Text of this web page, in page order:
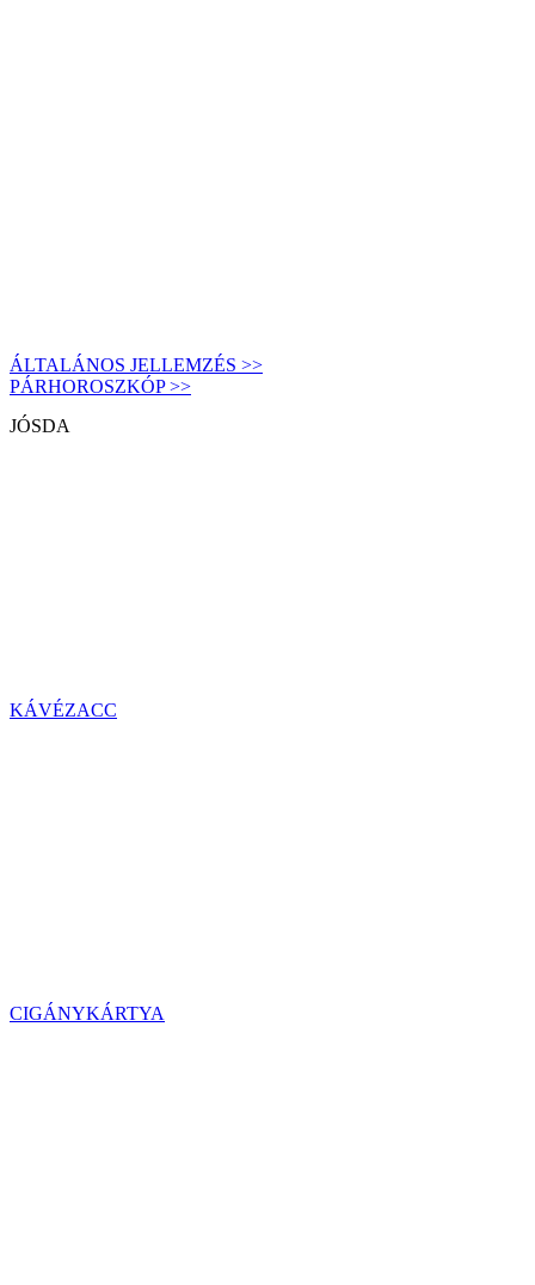
ÁLTALÁNOS JELLEMZÉS >>
PÁRHOROSZKÓP >>
JÓSDA
KÁVÉZACC
CIGÁNYKÁRTYA